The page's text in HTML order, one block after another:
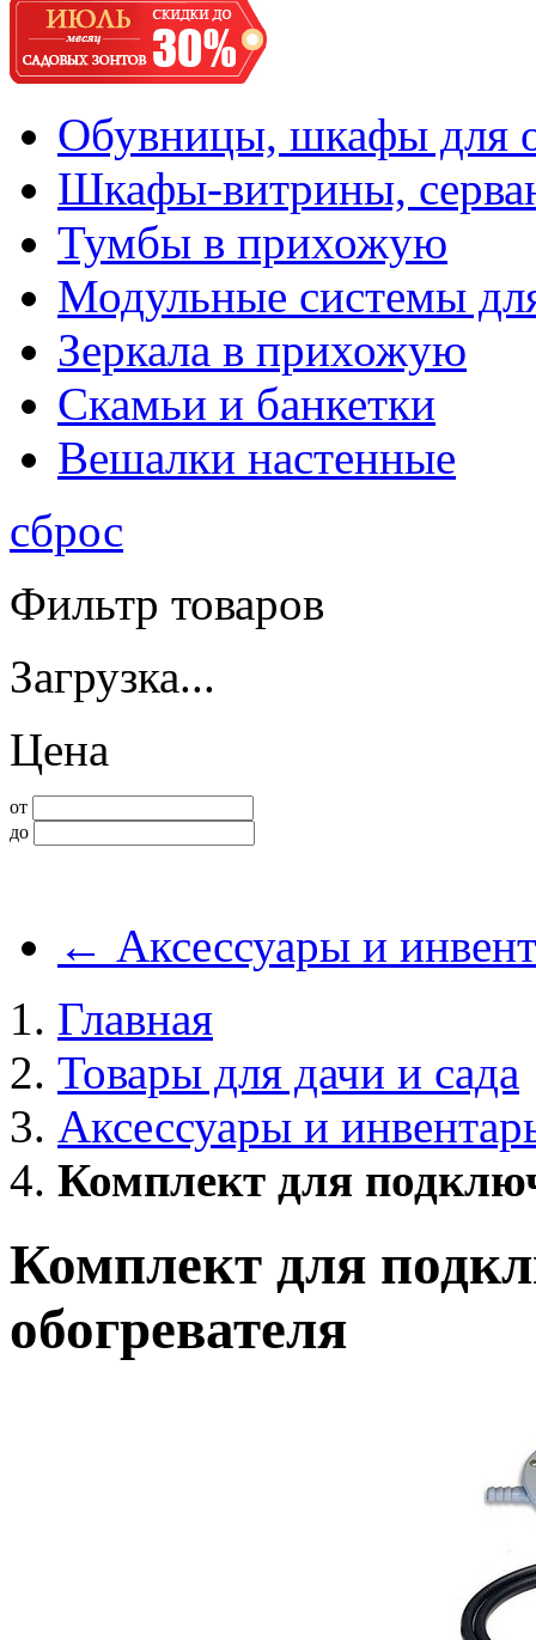
Обувницы, шкафы для
Шкафы-витрины,
Тумбы в прихожую
Модульные системы
Зеркала в прихожую
Скамьи и банкетки
Вешалки настенные
сброс
Фильтр товаров
Загрузка...
Цена
от
до
← Аксессуары и
Главная
Товары для дачи и сада
Аксессуары и
Комплект для
Комплект для
обогревателя